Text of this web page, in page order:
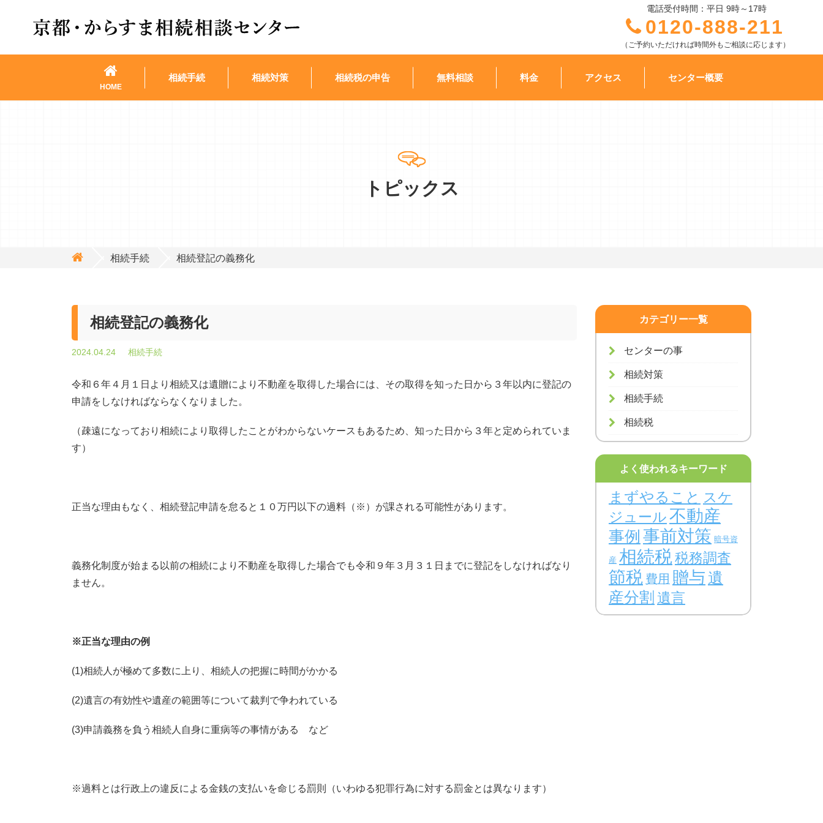
電話受付時間：平日 9時～17時
0120-888-211
（ご予約いただければ時間外もご相談に応じます）
HOME
相続手続 相続対策 相続税の申告 無料相談 料金 アクセス センター概要
トピックス
相続手続 相続登記の義務化
相続登記の義務化
2024.04.24 相続手続
令和６年４月１日より相続又は遺贈により不動産を取得した場合には、その取得を知った日から３年以内に登記の
申請をしなければならなくなりました。
（疎遠になっており相続により取得したことがわからないケースもあるため、知った日から３年と定められていま
す）
正当な理由もなく、相続登記申請を怠ると１０万円以下の過料（※）が課される可能性があります。
義務化制度が始まる以前の相続により不動産を取得した場合でも令和９年３月３１日までに登記をしなければなり
ません。
※正当な理由の例
(1)相続人が極めて多数に上り、相続人の把握に時間がかかる
(2)遺言の有効性や遺産の範囲等について裁判で争われている
(3)申請義務を負う相続人自身に重病等の事情がある など
※過料とは行政上の違反による金銭の支払いを命じる罰則（いわゆる犯罪行為に対する罰金とは異なります）
カテゴリー一覧
センターの事
相続対策
相続手続
相続税
よく使われるキーワード
まずやること スケ
ジュール不動産
事例 事前対策 暗号資
産 相続税税務調査
節税 費用 贈与 遺
産分割 遺言